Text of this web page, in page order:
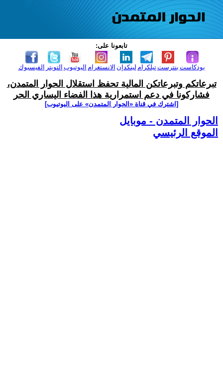
تابعونا على:
الفيسبوك التويتر اليوتيوب الانستغرام لينكدإن تيلكرامبنترست بودكاست
تبرعاتكم وتبرعاتكن المالية تحفظ استقلال الحوار المتمدن،
فشاركونا في دعم استمرارية هذا الفضاء اليساري الحر
[اشترك في قناة ‫«الحوار المتمدن» على اليوتيوب]
الحوار المتمدن - موبايل
الموقع الرئيسي